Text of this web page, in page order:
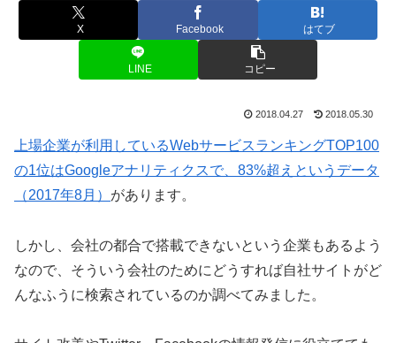
X Facebook はてブ
LINE コピー
2018.04.27 2018.05.30
上場企業が利用しているWebサービスランキングTOP100
の1位はGoogleアナリティクスで、83%超えというデータ
（2017年8月） があります。
しかし、会社の都合で搭載できないという企業もあるよう
なので、そういう会社のためにどうすれば自社サイトがど
んなふうに検索されているのか調べてみました。